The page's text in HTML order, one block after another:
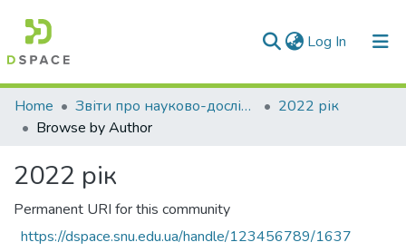
Log In (current)
Communities & Collections
All of DSpace
Home Звіти про науково-дослідну роботу за держбюджетним фінансуванням
2022 рік
Browse by Author
2022 рік
Permanent URI for this community
https://dspace.snu.edu.ua/handle/123456789/1637